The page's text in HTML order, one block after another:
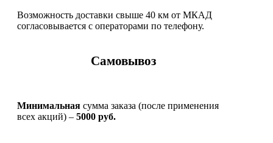
Возможность доставки свыше 40 км от МКАД
согласовывается с операторами по телефону.
Самовывоз
Минимальная сумма заказа (после применения
всех акций) – 5000 руб.